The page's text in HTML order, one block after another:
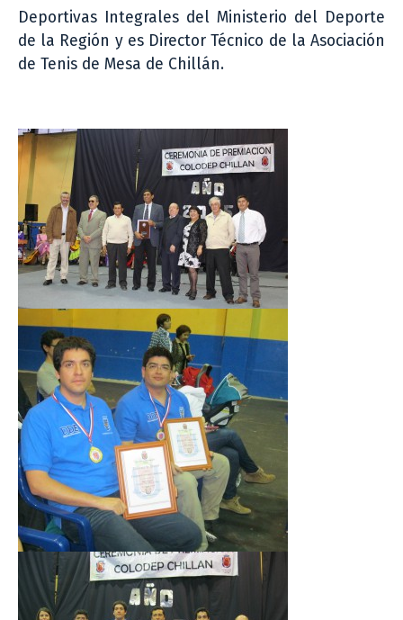
Deportivas Integrales del Ministerio del Deporte
de la Región y es Director Técnico de la Asociación
de Tenis de Mesa de Chillán.